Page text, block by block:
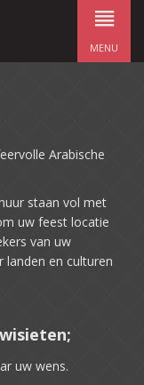
MENU
Arabische
staan vol met
uw feest locatie
van uw
en culturen
uw wens.